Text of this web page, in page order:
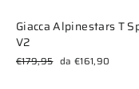
Giacca Alpinestars T
V2
Prezzo
€179,95 Prezzo
da €161,90